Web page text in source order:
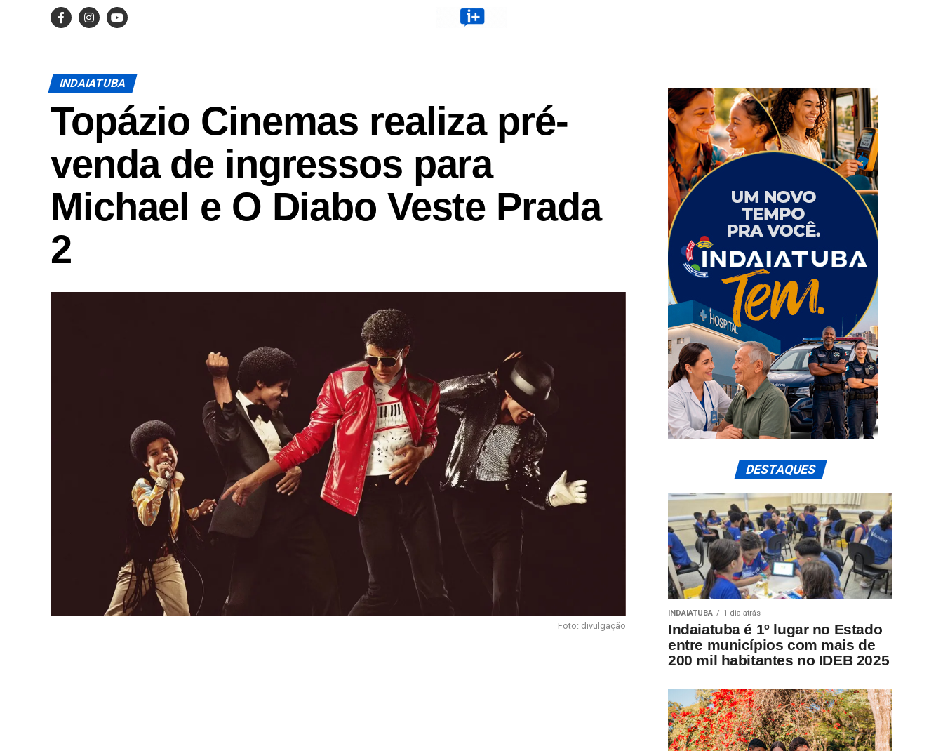
INDAIATUBA
Topázio Cinemas realiza pré-
venda de ingressos para
Michael e O Diabo Veste Prada
2
Foto: divulgação
DESTAQUES
INDAIATUBA 1 dia atrás
Indaiatuba é 1º lugar no Estado
entre municípios com mais de
200 mil habitantes no IDEB 2025